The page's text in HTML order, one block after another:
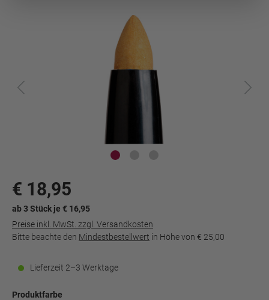
€ 18,95
ab 3 Stück je € 16,95
Preise inkl. MwSt. zzgl. Versandkosten
Bitte beachte den Mindestbestellwert in Höhe von € 25,00
Lieferzeit 2–3 Werktage
Produktfarbe